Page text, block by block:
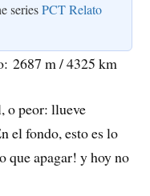
seriesPCT Relato
2687 m / 4325 km
o peor: llueve
el fondo, esto es lo
que apagar! y hoy no